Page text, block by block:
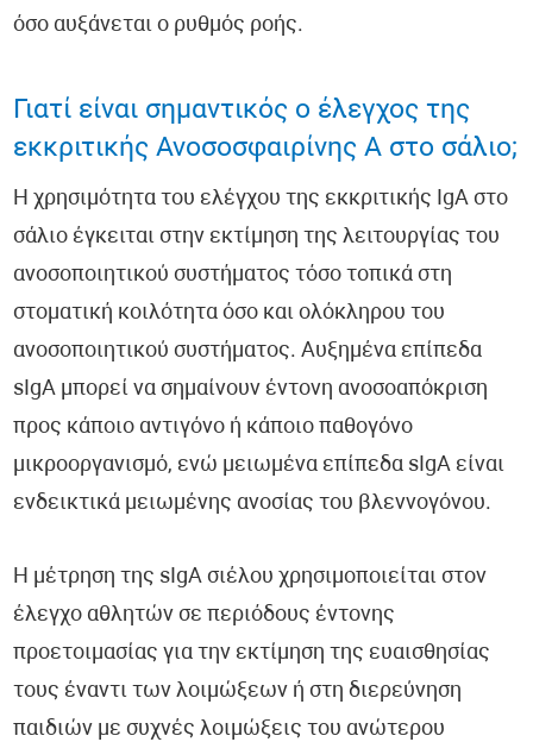
όσο αυξάνεται ο ρυθμός ροής.
Γιατί είναι σημαντικός ο έλεγχος της
εκκριτικής Ανοσοσφαιρίνης Α στο σάλιο;
Η χρησιμότητα του ελέγχου της εκκριτικής IgA στο
σάλιο έγκειται στην εκτίμηση της λειτουργίας του
ανοσοποιητικού συστήματος τόσο τοπικά στη
στοματική κοιλότητα όσο και ολόκληρου του
ανοσοποιητικού συστήματος. Αυξημένα επίπεδα
sIgA μπορεί να σημαίνουν έντονη ανοσοαπόκριση
προς κάποιο αντιγόνο ή κάποιο παθογόνο
μικροοργανισμό, ενώ μειωμένα επίπεδα sIgA είναι
ενδεικτικά μειωμένης ανοσίας του βλεννογόνου.
Η μέτρηση της sIgA σιέλου χρησιμοποιείται στον
έλεγχο αθλητών σε περιόδους έντονης
προετοιμασίας για την εκτίμηση της ευαισθησίας
τους έναντι των λοιμώξεων ή στη διερεύνηση
παιδιών με συχνές λοιμώξεις του ανώτερου